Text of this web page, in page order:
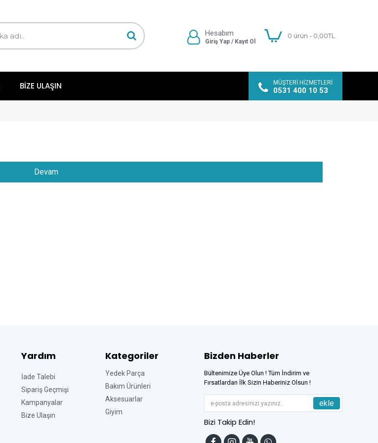
Hesabım
Giriş Yap / Kayıt Ol
0 ürün - 0,00TL
BIZE ULAŞIN MÜŞTERI HIZMETLERI
0531 400 10 53
Devam
Yardım
İade Talebi
Sipariş Geçmişi
Kampanyalar
Bize Ulaşın
Kategoriler
Yedek Parça
Bakım Ürünleri
Aksesuarlar
Giyim
Bizden Haberler
Bültenimize Üye Olun ! Tüm İndirim ve
Fırsatlardan İlk Sizin Haberiniz Olsun !
ekle
Bizi Takip Edin!